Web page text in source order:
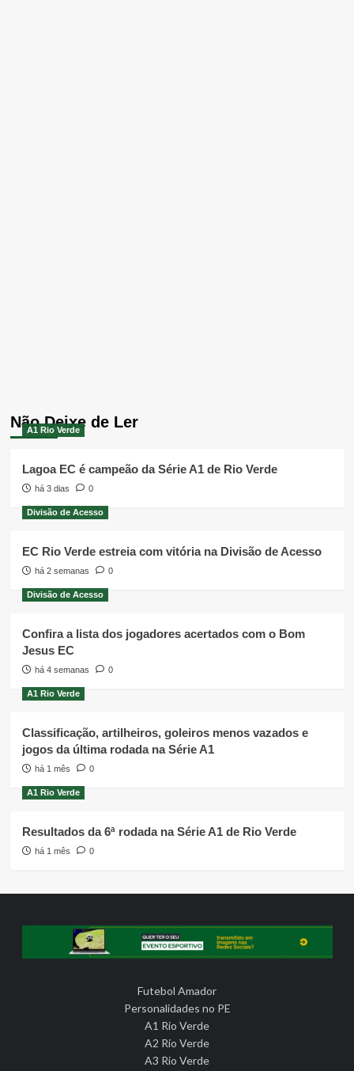
Não Deixe de Ler
A1 Rio Verde
Lagoa EC é campeão da Série A1 de Rio Verde
há 3 dias 0
Divisão de Acesso
EC Rio Verde estreia com vitória na Divisão de Acesso
há 2 semanas 0
Divisão de Acesso
Confira a lista dos jogadores acertados com o Bom
Jesus EC
há 4 semanas 0
A1 Rio Verde
Classificação, artilheiros, goleiros menos vazados e
jogos da última rodada na Série A1
há 1 mês 0
A1 Rio Verde
Resultados da 6ª rodada na Série A1 de Rio Verde
há 1 mês 0
Futebol Amador
Personalidades no PE
A1 Rio Verde
A2 Rio Verde
A3 Rio Verde